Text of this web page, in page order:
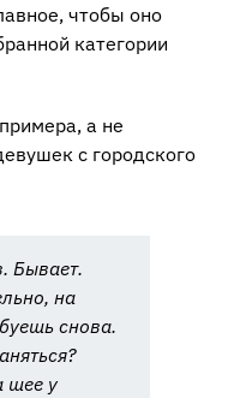
чтобы оно
категории
а не
с городского
Бывает.
на
снова.
шее у